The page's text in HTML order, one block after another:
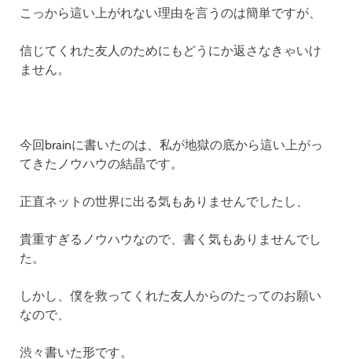
こっから這い上がれない理由を言うのは簡単ですが、
信じてくれた友人のためにもどうにか返さなきゃいけ
ません。
今回brainに書いたのは、私が地獄の底から這い上がっ
てきたノウハウの結晶です。
正直ネットの世界に出る気もありませんでしたし、
貴重すぎるノウハウなので、書く気もありませんでし
た。
しかし、僕を救ってくれた友人からのたってのお願い
なので、
渋々書いた形です。